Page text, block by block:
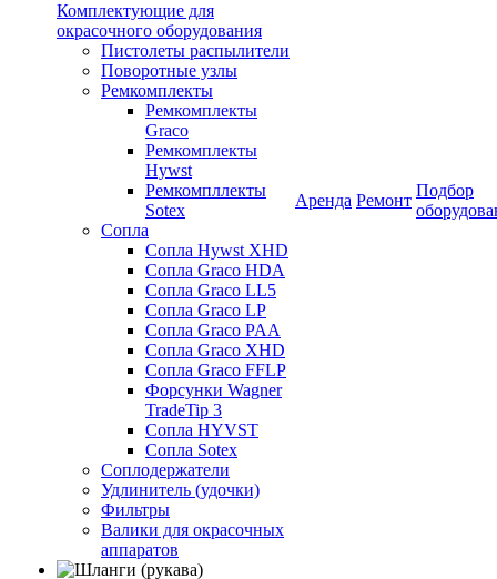
Комплектующие для
окрасочного оборудования
Пистолеты распылители
Поворотные узлы
Ремкомплекты
Ремкомплекты
Graco
Ремкомплекты
Hywst
Ремкомпллекты
Sotex
Сопла
Сопла Hywst XHD
Сопла Graco HDA
Сопла Graco LL5
Сопла Graco LP
Сопла Graco PAA
Сопла Graco XHD
Сопла Graco FFLP
Форсунки Wagner
TradeTip 3
Сопла HYVST
Сопла Sotex
Соплодержатели
Удлинитель (удочки)
Фильтры
Валики для окрасочных
аппаратов
Аренда Ремонт
Подбор